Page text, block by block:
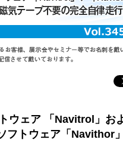
ウェア 「Navitrol」お
フトウェア「Navithor